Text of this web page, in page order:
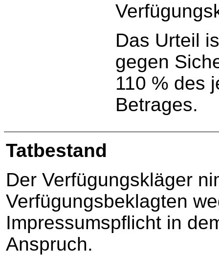
Das Urteil
gegen
110 % des
Betrages.
Tatbestand
Der Verfügungskläger
Verfügungsbeklagten
Impressumspflicht in
Anspruch.